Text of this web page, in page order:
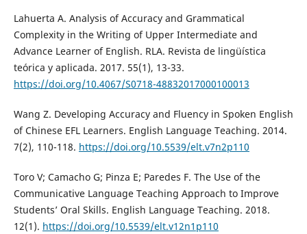
Lahuerta A. Analysis of Accuracy and Grammatical
Complexity in the Writing of Upper Intermediate and
Advance Learner of English. RLA. Revista de lingüística
teórica y aplicada. 2017. 55(1), 13-33.
https://doi.org/10.4067/S0718-48832017000100013
Wang Z. Developing Accuracy and Fluency in Spoken English
of Chinese EFL Learners. English Language Teaching. 2014.
7(2), 110-118. https://doi.org/10.5539/elt.v7n2p110
Toro V; Camacho G; Pinza E; Paredes F. The Use of the
Communicative Language Teaching Approach to Improve
Students’ Oral Skills. English Language Teaching. 2018.
12(1). https://doi.org/10.5539/elt.v12n1p110